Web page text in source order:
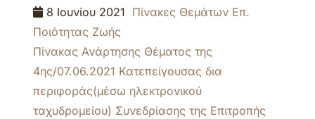
8 Ιουνίου 2021 Πίνακες Θεμάτων Επ.
Ποιότητας Ζωής
Πίνακας Ανάρτησης Θέματος της
4ης/07.06.2021 Κατεπείγουσας δια
περιφοράς(μέσω ηλεκτρονικού
ταχυδρομείου) Συνεδρίασης της Επιτροπής